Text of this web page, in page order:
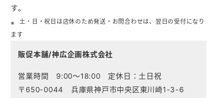
す。
土・日・祝日は店休のため発送・お問合わせは、翌日の受付になり
ます
販促本舗/神広企画株式会社
営業時間 9:00～18:00 定休日：土日祝
〒650-0044 兵庫県神戸市中央区東川崎1-3-6